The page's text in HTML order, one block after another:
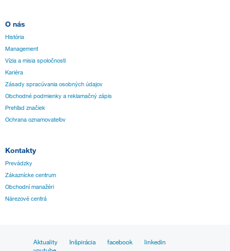
O nás
História
Management
Vízia a misia spoločnosti
Kariéra
Zásady spracúvania osobných údajov
Obchodné podmienky a reklamačný zápis
Prehľad značiek
Ochrana oznamovateľov
Kontakty
Prevádzky
Zákaznícke centrum
Obchodní manažéri
Nárezové centrá
Aktuality Inšpirácia facebook
linkedin